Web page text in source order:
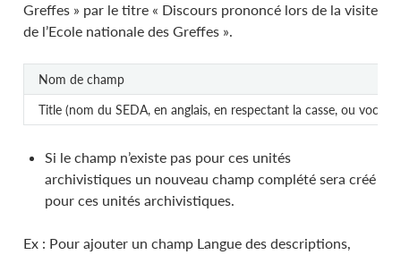
Greffes » par le titre « Discours prononcé lors de la visite
de l’Ecole nationale des Greffes ».
Nom de champ
Title (nom du SEDA, en anglais, en respectant la casse, ou
Si le champ n’existe pas pour ces unités
archivistiques un nouveau champ complété sera créé
pour ces unités archivistiques.
Ex : Pour ajouter un champ Langue des descriptions,